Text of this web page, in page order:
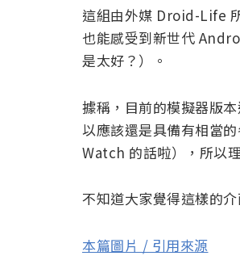
這組由外媒 Droid-Life
也能感受到新世代
是太好？）。
據稱，目前的模擬器版
以應該還是具備有相當
Watch 的話啦），所以
不知道大家覺得這樣的
本篇圖片 / 引用來源